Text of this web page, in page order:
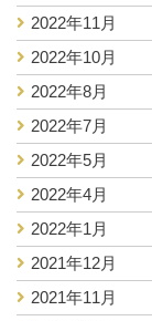
2022年11月
2022年10月
2022年8月
2022年7月
2022年5月
2022年4月
2022年1月
2021年12月
2021年11月